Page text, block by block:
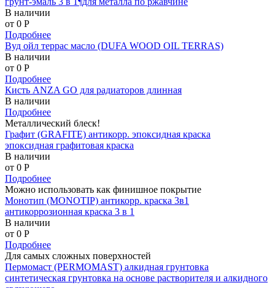
В наличии
от 0 P
Подробнее
Вуд ойл террас масло (DUFA WOOD OIL TERRAS)
В наличии
от 0 P
Подробнее
Кисть ANZA GO для радиаторов длинная
В наличии
Подробнее
Металлический блеск!
Графит (GRAFITE) антикорр. эпоксидная краска
эпоксидная графитовая краска
В наличии
от 0 P
Подробнее
Можно использовать как финишное покрытие
Монотип (MONOTIP) антикорр. краска 3в1
антикоррозионная краска 3 в 1
В наличии
от 0 P
Подробнее
Для самых сложных поверхностей
Пермомаст (PERMOMAST) алкидная грунтовка
синтетическая грунтовка на основе растворителя и алкидного